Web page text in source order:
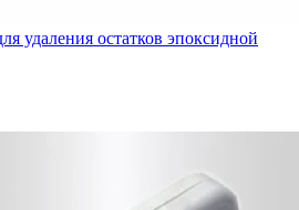
удаления остатков эпоксидной